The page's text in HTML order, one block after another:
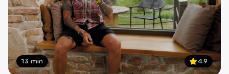
13 min 4.9